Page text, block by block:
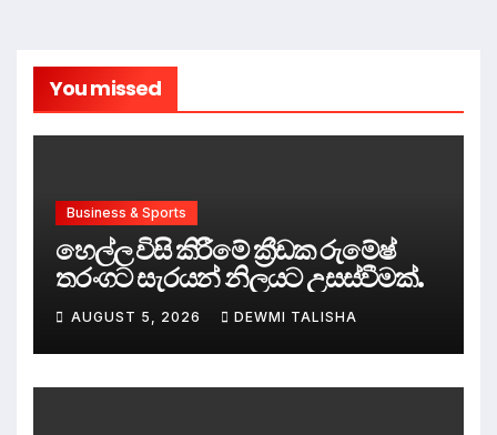
You missed
Business & Sports
හෙල්ල විසි කිරීමේ ක්‍රීඩක රුමේෂ්
තරංගට සැරයන් නිලයට උසස්වීමක්.
AUGUST 5, 2026 DEWMI TALISHA